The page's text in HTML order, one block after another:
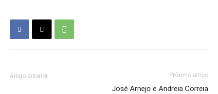
Artigo anterior Próximo artigo
José Arnejo e Andreia Correia